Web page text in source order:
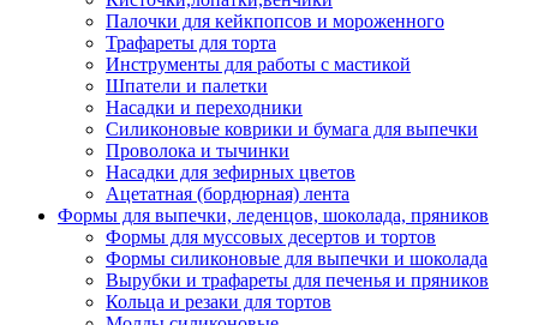
Палочки для кейкпопсов и мороженного
Трафареты для торта
Инструменты для работы с мастикой
Шпатели и палетки
Насадки и переходники
Силиконовые коврики и бумага для выпечки
Проволока и тычинки
Насадки для зефирных цветов
Ацетатная (бордюрная) лента
Формы для выпечки, леденцов, шоколада, пряников
Формы для муссовых десертов и тортов
Формы силиконовые для выпечки и шоколада
Вырубки и трафареты для печенья и пряников
Кольца и резаки для тортов